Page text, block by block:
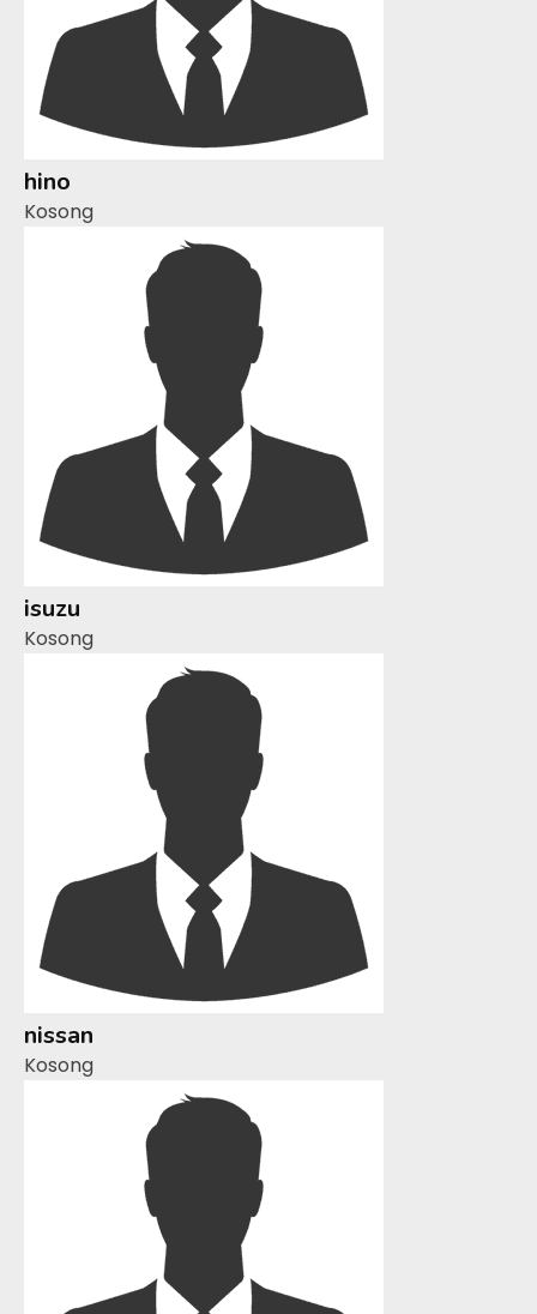
hino
Kosong
isuzu
Kosong
nissan
Kosong